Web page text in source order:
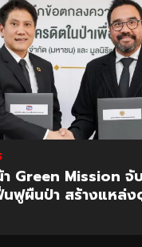
จับมือ มูลนิธิแม่
ล่งดูดซับคาร์บอน